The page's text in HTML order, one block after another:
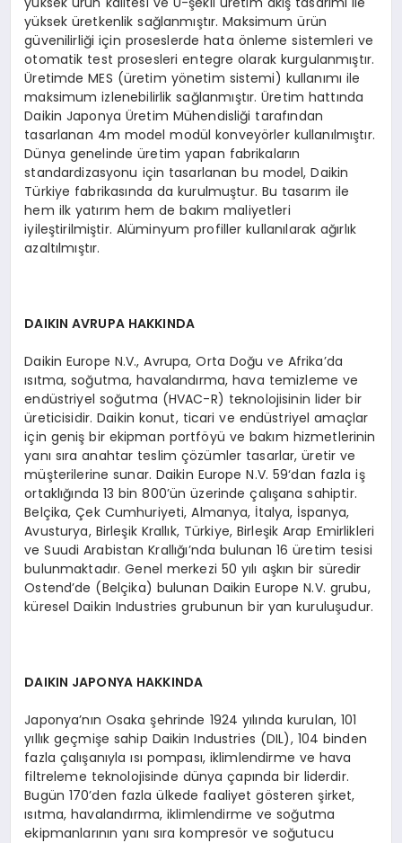
yüksek üretkenlik sağlanmıştır. Maksimum ürün
güvenilirliği için proseslerde hata önleme sistemleri ve
otomatik test prosesleri entegre olarak kurgulanmıştır.
Üretimde MES (üretim yönetim sistemi) kullanımı ile
maksimum izlenebilirlik sağlanmıştır. Üretim hattında
Daikin Japonya Üretim Mühendisliği tarafından
tasarlanan 4m model modül konveyörler kullanılmıştır.
Dünya genelinde üretim yapan fabrikaların
standardizasyonu için tasarlanan bu model, Daikin
Türkiye fabrikasında da kurulmuştur. Bu tasarım ile
hem ilk yatırım hem de bakım maliyetleri
iyileştirilmiştir. Alüminyum profiller kullanılarak ağırlık
azaltılmıştır.
DAIKIN AVRUPA HAKKINDA
Daikin Europe N.V., Avrupa, Orta Doğu ve Afrika’da
ısıtma, soğutma, havalandırma, hava temizleme ve
endüstriyel soğutma (HVAC-R) teknolojisinin lider bir
üreticisidir. Daikin konut, ticari ve endüstriyel amaçlar
için geniş bir ekipman portföyü ve bakım hizmetlerinin
yanı sıra anahtar teslim çözümler tasarlar, üretir ve
müşterilerine sunar. Daikin Europe N.V. 59‘dan fazla iş
ortaklığında 13 bin 800’ün üzerinde çalışana sahiptir.
Belçika, Çek Cumhuriyeti, Almanya, İtalya, İspanya,
Avusturya, Birleşik Krallık, Türkiye, Birleşik Arap Emirlikleri
ve Suudi Arabistan Krallığı’nda bulunan 16 üretim tesisi
bulunmaktadır. Genel merkezi 50 yılı aşkın bir süredir
Ostend’de (Belçika) bulunan Daikin Europe N.V. grubu,
küresel Daikin Industries grubunun bir yan kuruluşudur.
DAIKIN JAPONYA HAKKINDA
Japonya’nın Osaka şehrinde 1924 yılında kurulan, 101
yıllık geçmişe sahip Daikin Industries (DIL), 104 binden
fazla çalışanıyla ısı pompası, iklimlendirme ve hava
filtreleme teknolojisinde dünya çapında bir liderdir.
Bugün 170’den fazla ülkede faaliyet gösteren şirket,
ısıtma, havalandırma, iklimlendirme ve soğutma
ekipmanlarının yanı sıra kompresör ve soğutucu